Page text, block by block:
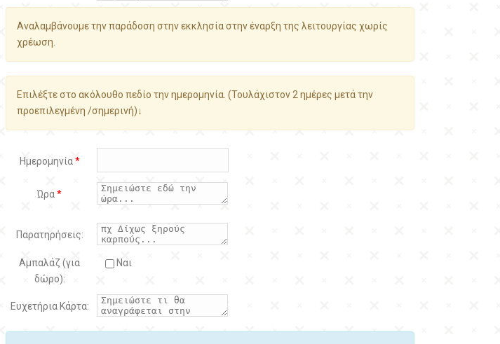
Αναλαμβάνουμε την παράδοση στην εκκλησία στην έναρξη της λειτουργίας χωρίς
χρέωση.
Επιλέξτε στο ακόλουθο πεδίο την ημερομηνία. (Τουλάχιστον 2 ημέρες μετά την
προεπιλεγμένη /σημερινή)↓
Ημερομηνία*
Ώρα*
Παρατηρήσεις:
Αμπαλάζ (για
δώρο):
Ναι
Ευχετήρια Κάρτα: